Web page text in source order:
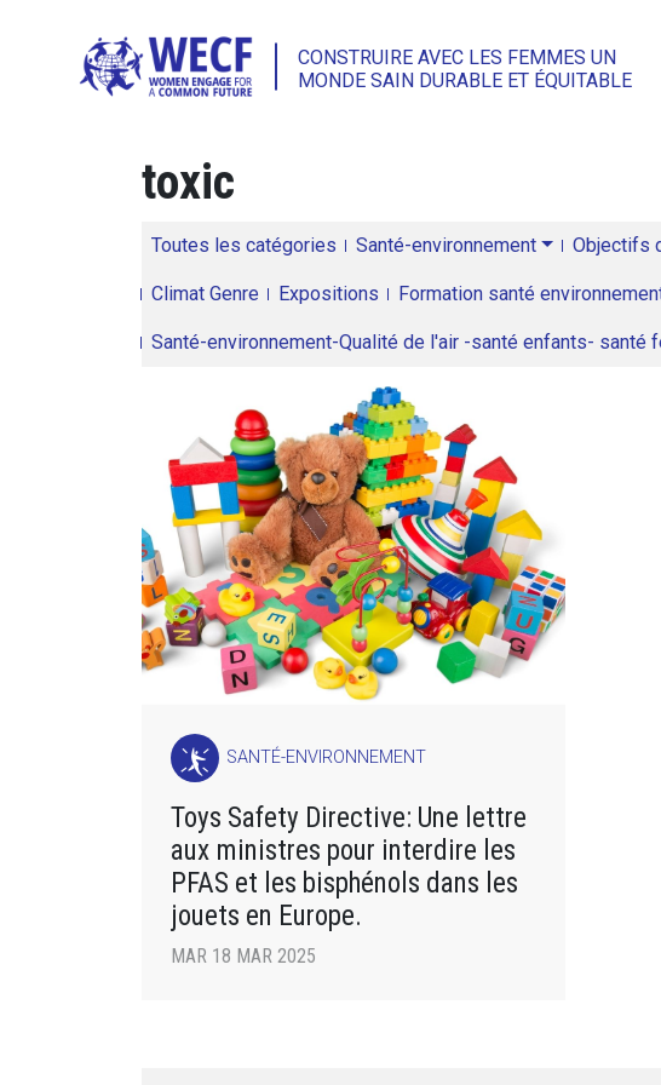
CONSTRUIRE AVEC LES FEMMES UN
MONDE SAIN DURABLE ET ÉQUITABLE
toxic
Toutes les catégories Santé-environnement Objectifs
Climat Genre Expositions Formation santé
Santé-environnement-Qualité de l'air -santé enfants- santé
SANTÉ-ENVIRONNEMENT
Toys Safety Directive: Une lettre
aux ministres pour interdire les
PFAS et les bisphénols dans les
jouets en Europe.
MAR 18 MAR 2025